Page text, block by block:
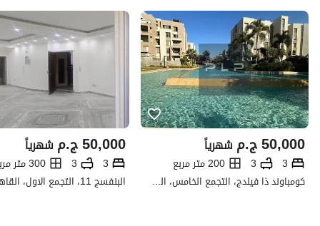
ج.م50,000 شهرياً
3
3
200 متر مربع
كومباوند ذا فيلدج، التجمع الخامس، القاهرة الجديدة، القاهرة
ج.م50,000 شهرياً
3
3 300 متر مربع